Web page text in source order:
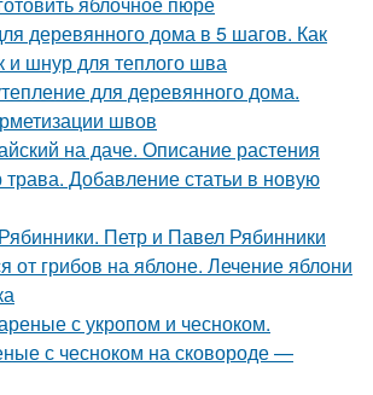
деревянного дома в 5 шагов. Как
и шнур для теплого шва
для деревянного дома.
швов
на даче. Описание растения
Добавление статьи в новую
Петр и Павел Рябинники
от грибов на яблоне. Лечение яблони
с укропом и чесноком.
с чесноком на сковороде —